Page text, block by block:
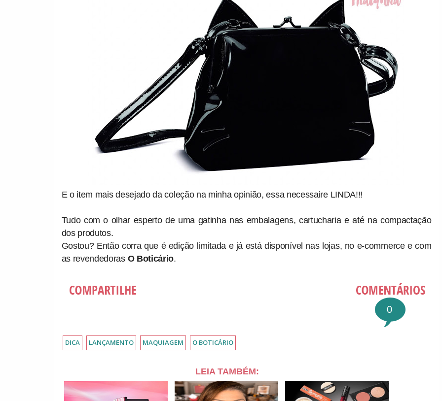
E o item mais desejado da coleção na minha opinião, essa necessaire LINDA!!!
Tudo com o olhar esperto de uma gatinha nas embalagens, cartucharia e até na compactação
dos produtos.
Gostou? Então corra que é edição limitada e já está disponível nas lojas, no e-commerce e com
as revendedoras O Boticário.
0
DICA LANÇAMENTO MAQUIAGEM O BOTICÁRIO
LEIA TAMBÉM: